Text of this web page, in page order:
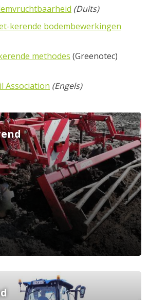
(Duits)
kerende bodembewerkingen
methodes (Greenotec)
Association (Engels)